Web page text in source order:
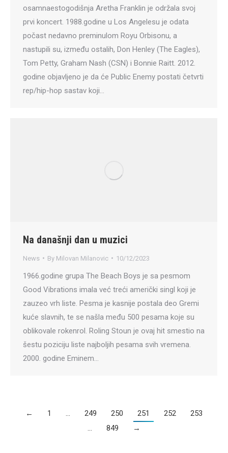
osamnaestogodišnja Aretha Franklin je održala svoj
prvi koncert. 1988.godine u Los Angelesu je odata
počast nedavno preminulom Royu Orbisonu, a
nastupili su, između ostalih, Don Henley (The Eagles),
Tom Petty, Graham Nash (CSN) i Bonnie Raitt. 2012.
godine objavljeno je da će Public Enemy postati četvrti
rep/hip-hop sastav koji…
Na današnji dan u muzici
News By Milovan Milanovic 10/12/2023
1966.godine grupa The Beach Boys je sa pesmom
Good Vibrations imala već treći američki singl koji je
zauzeo vrh liste. Pesma je kasnije postala deo Gremi
kuće slavnih, te se našla među 500 pesama koje su
oblikovale rokenrol. Roling Stoun je ovaj hit smestio na
šestu poziciju liste najboljih pesama svih vremena.
2000. godine Eminem…
← 1 … 249 250 251 252
253
…
849 →